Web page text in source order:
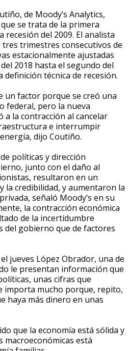
de Moody’s Analytics,
se trata de la primera
recesión del 2009. El analista
trimestres consecutivos de
estacionalmente ajustadas
2018 hasta el segundo del
definición técnica de recesión.
un factor porque se creó una
federal, pero la nueva
la contracción al cancelar
e interrumpir
dijo Coutiño.
políticas y dirección
junto con el daño al
resultaron en un
la credibilidad, y aumentaron la
señaló Moody’s en su
la contracción económica
de la incertidumbre
del gobierno que de factores
jueves López Obrador, una de
le presentan información que
unas cifras que
importa mucho porque, repito,
haya más dinero en unas
que la economía está sólida y
macroeconómicas está